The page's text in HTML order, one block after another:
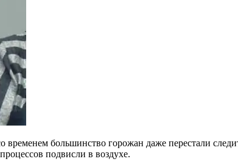
большинство горожан даже перестали
подвисли в воздухе.